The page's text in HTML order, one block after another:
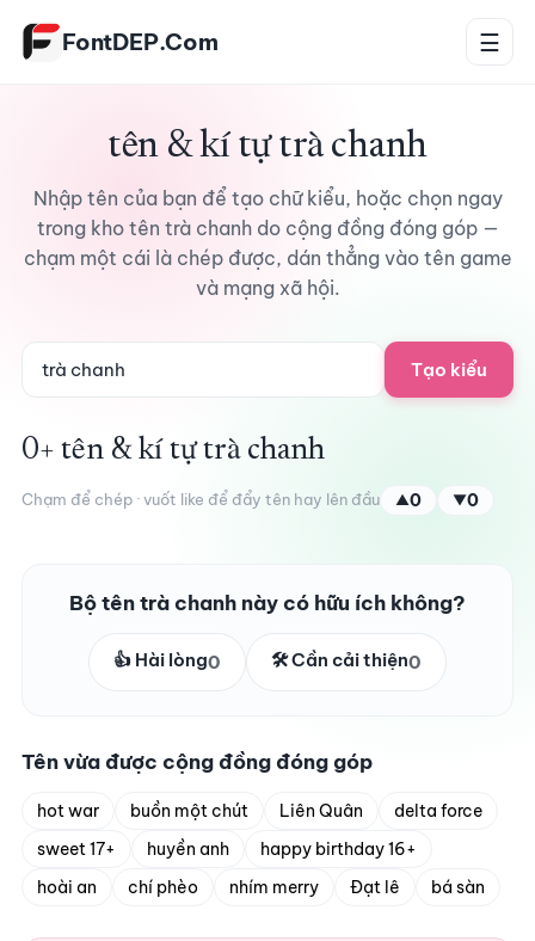
FontDEP.Com ☰
tên & kí tự trà chanh
Nhập tên của bạn để tạo chữ kiểu, hoặc chọn ngay
trong kho tên trà chanh do cộng đồng đóng góp —
chạm một cái là chép được, dán thẳng vào tên game
và mạng xã hội.
Tạo kiểu
0+ tên & kí tự trà chanh
Chạm để chép · vuốt like để đẩy tên hay lên đầu ▲0 ▼0
Bộ tên trà chanh này có hữu ích không?
👍 Hài lòng0 🛠️ Cần cải thiện0
Tên vừa được cộng đồng đóng góp
hot war buồn một chút Liên Quân
delta force
sweet 17+
huyền anh
happy birthday 16+
hoài an
chí phèo nhím merry Đạt lê bá sàn